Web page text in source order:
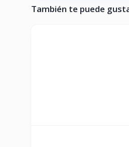
También te puede